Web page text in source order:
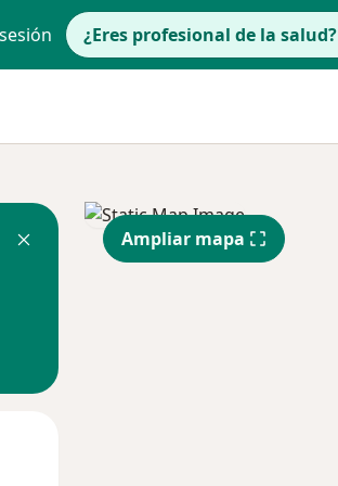
¿Eres profesional de la salud?
Ampliar mapa